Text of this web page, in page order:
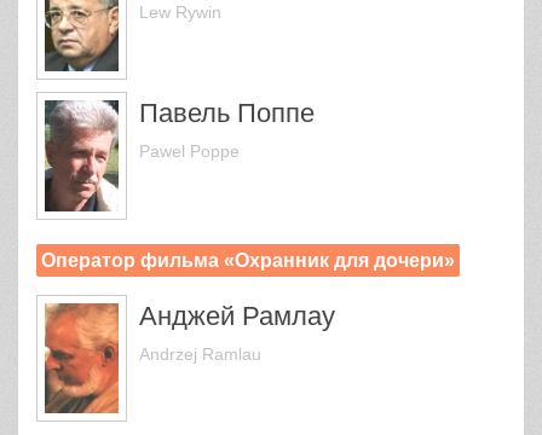
Lew Rywin
Павель Поппе
Pawel Poppe
Оператор фильма «Охранник для дочери»
Анджей Рамлау
Andrzej Ramlau